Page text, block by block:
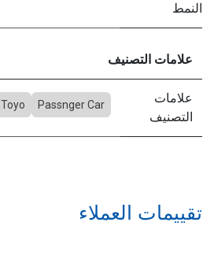
النمط
علامات التصنيف
علامات
التصنيف
Passnger Car
Toyo
تقييمات العملاء